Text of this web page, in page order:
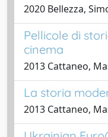
2020 Bellezza,
Pellicole di
cinema
2013 Cattaneo,
La storia
2013 Cattaneo,